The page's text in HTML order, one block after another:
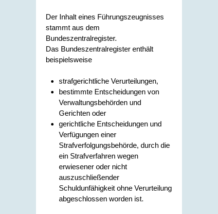
Der Inhalt eines Führungszeugnisses
stammt aus dem
Bundeszentralregister.
Das Bundeszentralregister enthält
beispielsweise
strafgerichtliche Verurteilungen,
bestimmte Entscheidungen von
Verwaltungsbehörden und
Gerichten oder
gerichtliche Entscheidungen und
Verfügungen einer
Strafverfolgungsbehörde, durch die
ein Strafverfahren wegen
erwiesener oder nicht
auszuschließender
Schuldunfähigkeit ohne Verurteilung
abgeschlossen worden ist.